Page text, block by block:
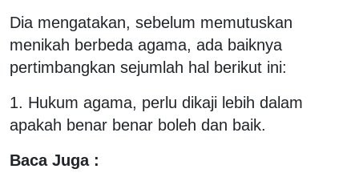
Dia mengatakan, sebelum memutuskan
menikah berbeda agama, ada baiknya
pertimbangkan sejumlah hal berikut ini:
1. Hukum agama, perlu dikaji lebih dalam
apakah benar benar boleh dan baik.
Baca Juga :